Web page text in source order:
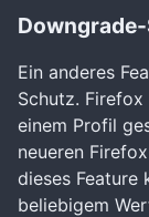
Ein anderes
Schutz.
einem Profil
neueren
dieses Feature
beliebigem